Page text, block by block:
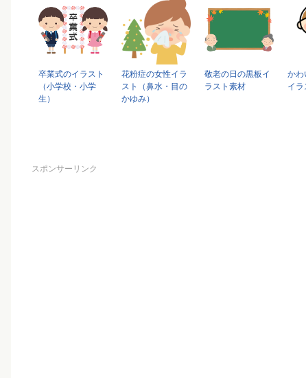
卒業式のイラスト
（小学校・小学
生）
花粉症の女性イラ
スト（鼻水・目の
かゆみ）
敬老の日の黒板イ
ラスト素材
かわ
イラ
スポンサーリンク